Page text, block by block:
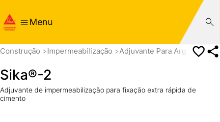
Menu
Construção Impermeabilização Adjuvante Para Argamassas
Sika®-2
Adjuvante de impermeabilização para fixação extra rápida de
cimento